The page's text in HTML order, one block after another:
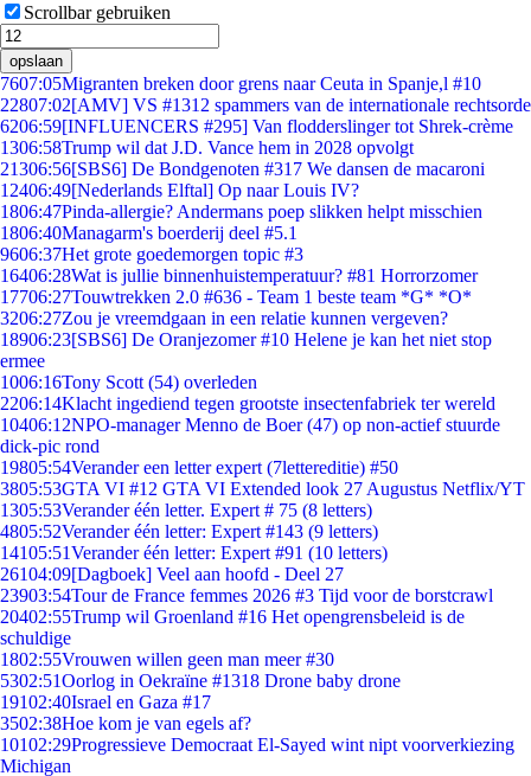
Scrollbar gebruiken
opslaan
7607:05Migranten breken door grens naar Ceuta in Spanje,l #10
22807:02[AMV] VS #1312 spammers van de internationale rechtsorde
6206:59[INFLUENCERS #295] Van flodderslinger tot Shrek-crème
1306:58Trump wil dat J.D. Vance hem in 2028 opvolgt
21306:56[SBS6] De Bondgenoten #317 We dansen de macaroni
12406:49[Nederlands Elftal] Op naar Louis IV?
1806:47Pinda-allergie? Andermans poep slikken helpt misschien
1806:40Managarm's boerderij deel #5.1
9606:37Het grote goedemorgen topic #3
16406:28Wat is jullie binnenhuistemperatuur? #81 Horrorzomer
17706:27Touwtrekken 2.0 #636 - Team 1 beste team *G* *O*
3206:27Zou je vreemdgaan in een relatie kunnen vergeven?
18906:23[SBS6] De Oranjezomer #10 Helene je kan het niet stop
ermee
1006:16Tony Scott (54) overleden
2206:14Klacht ingediend tegen grootste insectenfabriek ter wereld
10406:12NPO-manager Menno de Boer (47) op non-actief stuurde
dick-pic rond
19805:54Verander een letter expert (7lettereditie) #50
3805:53GTA VI #12 GTA VI Extended look 27 Augustus Netflix/YT
1305:53Verander één letter. Expert # 75 (8 letters)
4805:52Verander één letter: Expert #143 (9 letters)
14105:51Verander één letter: Expert #91 (10 letters)
26104:09[Dagboek] Veel aan hoofd - Deel 27
23903:54Tour de France femmes 2026 #3 Tijd voor de borstcrawl
20402:55Trump wil Groenland #16 Het opengrensbeleid is de
schuldige
1802:55Vrouwen willen geen man meer #30
5302:51Oorlog in Oekraïne #1318 Drone baby drone
19102:40Israel en Gaza #17
3502:38Hoe kom je van egels af?
10102:29Progressieve Democraat El-Sayed wint nipt voorverkiezing
Michigan